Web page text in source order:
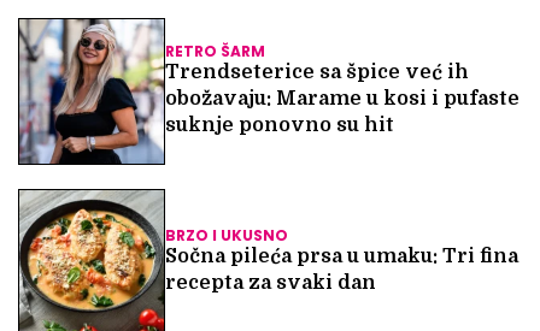
RETRO ŠARM
Trendseterice sa špice već ih
obožavaju: Marame u kosi i pufaste
suknje ponovno su hit
BRZO I UKUSNO
Sočna pileća prsa u umaku: Tri fina
recepta za svaki dan